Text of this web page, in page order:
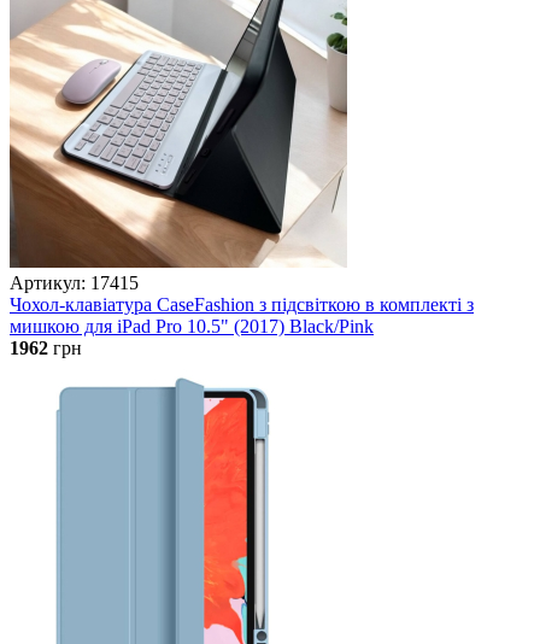
Артикул: 17415
Чохол-клавіатура CaseFashion з підсвіткою в комплекті з
мишкою для iPad Pro 10.5" (2017) Black/Pink
1962 грн